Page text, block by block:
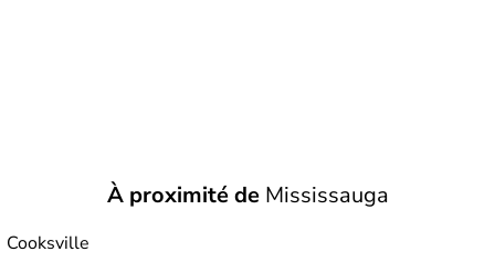
À proximité deMississauga
Cooksville